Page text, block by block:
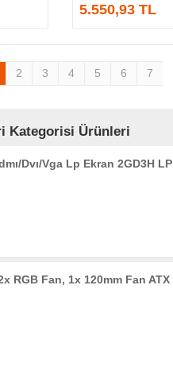
5.550,93 TL
2 3 4 5 6 7
Kategorisi Ürünleri
Dvı/Vga Lp Ekran 2GD3H LP
RGB Fan, 1x 120mm Fan ATX